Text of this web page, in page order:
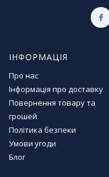
ІНФОРМАЦІЯ
Про нас
Інформація про доставку
Повернення товару та
грошей
Політика безпеки
Умови угоди
Блог